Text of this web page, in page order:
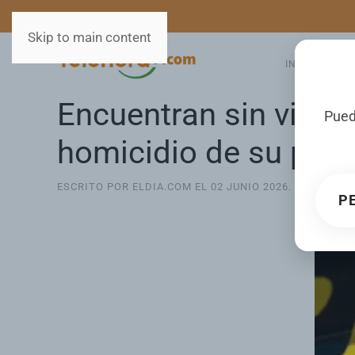
Skip to main content
INICIO
Encuentran sin vida
homicidio de su
ESCRITO POR ELDIA.COM EL 02 JUNIO 2026.